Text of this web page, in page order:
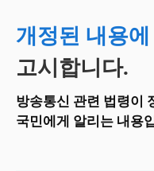
개정된 내용에
고시합니다.
방송통신 관련 법령이
국민에게 알리는 내용